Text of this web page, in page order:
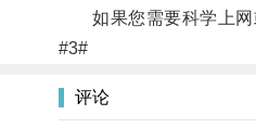
如果您需要科学上网
#3#
评论